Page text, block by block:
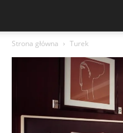
Strona główna Turek